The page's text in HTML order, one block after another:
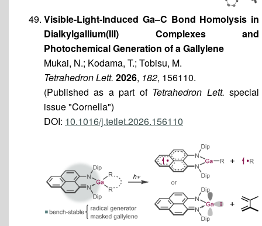
Visible-Light-Induced Ga–C Bond Homolysis in
Dialkylgallium(III) Complexes and
Photochemical Generation of a Gallylene
Mukai, N.; Kodama, T.; Tobisu, M.
Tetrahedron Lett. 2026, 182, 156110.
(Published as a part of Tetrahedron Lett. special
issue "Cornella")
DOI: 10.1016/j.tetlet.2026.156110